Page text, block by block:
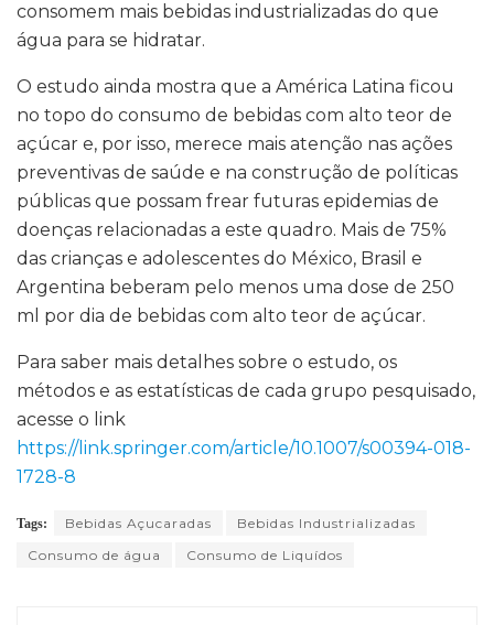
consomem mais bebidas industrializadas do que
água para se hidratar.
O estudo ainda mostra que a América Latina ficou
no topo do consumo de bebidas com alto teor de
açúcar e, por isso, merece mais atenção nas ações
preventivas de saúde e na construção de políticas
públicas que possam frear futuras epidemias de
doenças relacionadas a este quadro. Mais de 75%
das crianças e adolescentes do México, Brasil e
Argentina beberam pelo menos uma dose de 250
ml por dia de bebidas com alto teor de açúcar.
Para saber mais detalhes sobre o estudo, os
métodos e as estatísticas de cada grupo pesquisado,
acesse o link
https://link.springer.com/article/10.1007/s00394-018-
1728-8
Tags: Bebidas Açucaradas
Bebidas Industrializadas
Consumo de água
Consumo de Liquídos